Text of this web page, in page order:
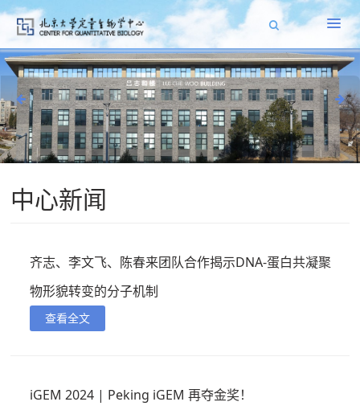
中心新闻
齐志、李文飞、陈春来团队合作揭示DNA-蛋白共凝聚
物形貌转变的分子机制
查看全文
iGEM 2024 | Peking iGEM 再夺金奖！